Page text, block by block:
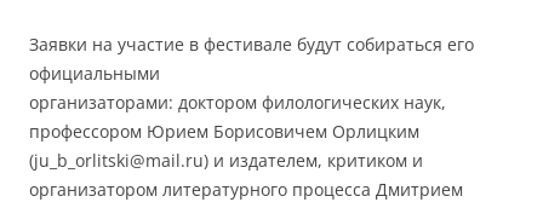
Заявки на участие в фестивале будут собираться его
официальными
организаторами: доктором филологических наук,
профессором Юрием Борисовичем Орлицким
(ju_b_orlitski@mail.ru) и издателем, критиком и
организатором литературного процесса Дмитрием